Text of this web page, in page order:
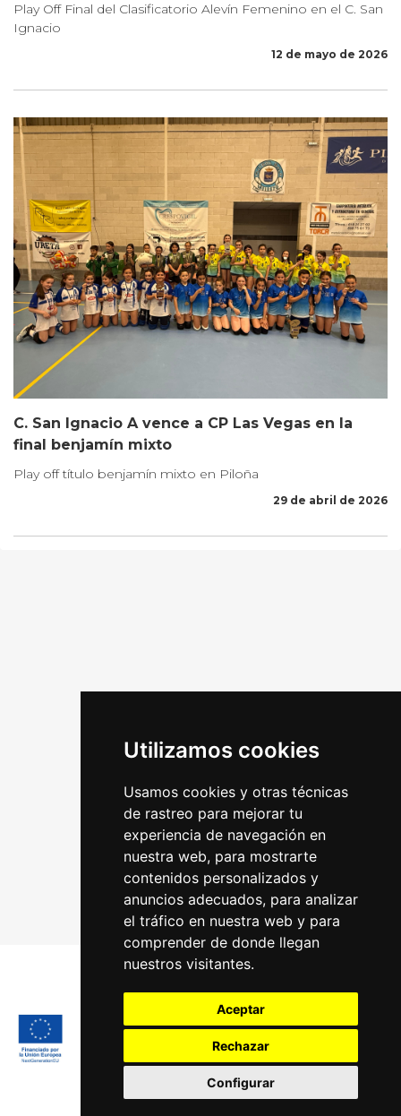
Utilizamos cookies
Usamos cookies y otras técnicas
de rastreo para mejorar tu
experiencia de navegación en
nuestra web, para mostrarte
contenidos personalizados y
anuncios adecuados, para analizar
el tráfico en nuestra web y para
comprender de donde llegan
nuestros visitantes.
Aceptar
Rechazar
Configurar
Play Off Final del Clasificatorio Alevín Femenino en el C. San
Ignacio
12 de mayo de 2026
C. San Ignacio A vence a CP Las Vegas en la
final benjamín mixto
Play off título benjamín mixto en Piloña
29 de abril de 2026